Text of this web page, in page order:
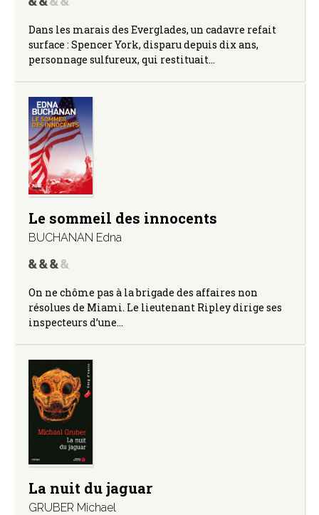
Dans les marais des Everglades, un cadavre refait
surface : Spencer York, disparu depuis dix ans,
personnage sulfureux, qui restituait…
Le sommeil des innocents
BUCHANAN Edna
On ne chôme pas à la brigade des affaires non
résolues de Miami. Le lieutenant Ripley dirige ses
inspecteurs d’une…
La nuit du jaguar
GRUBER Michael